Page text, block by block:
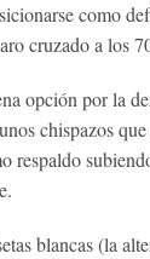
como
cruzado a los
opción por la
chispazos
respaldo
blancas (la